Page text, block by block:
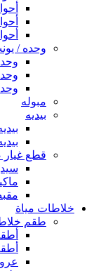
وحده /
مبوله
بيديه
قطع
خلاطات مياة
طقم